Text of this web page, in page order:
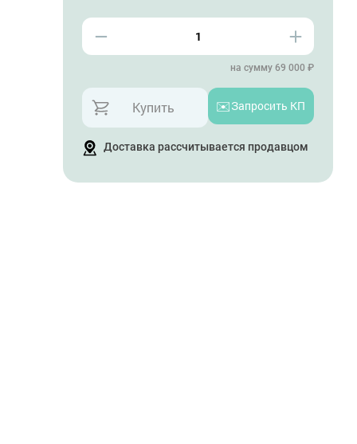
на сумму 69 000 ₽
Купить ✉️Запросить КП
Доставка рассчитывается продавцом